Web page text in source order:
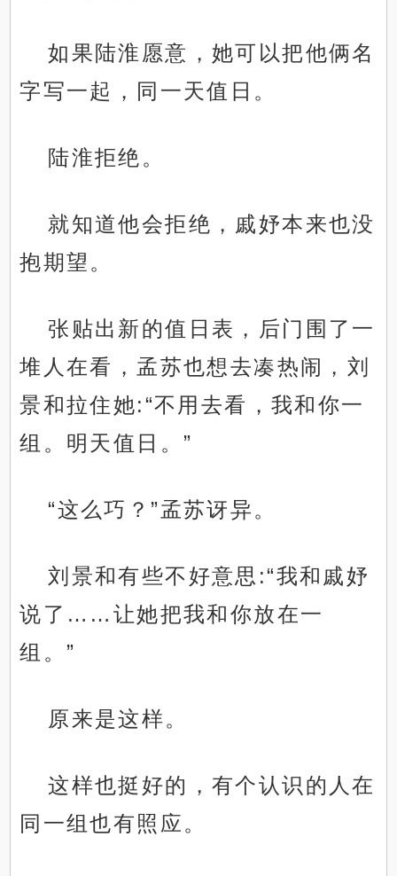
如果陆淮愿意，她可以把他俩名
字写一起，同一天值日。
陆淮拒绝。
就知道他会拒绝，戚妤本来也没
抱期望。
张贴出新的值日表，后门围了一
堆人在看，孟苏也想去凑热闹，刘
景和拉住她:“不用去看，我和你一
组。明天值日。”
“这么巧？”孟苏讶异。
刘景和有些不好意思:“我和戚妤
说了……让她把我和你放在一
组。”
原来是这样。
这样也挺好的，有个认识的人在
同一组也有照应。